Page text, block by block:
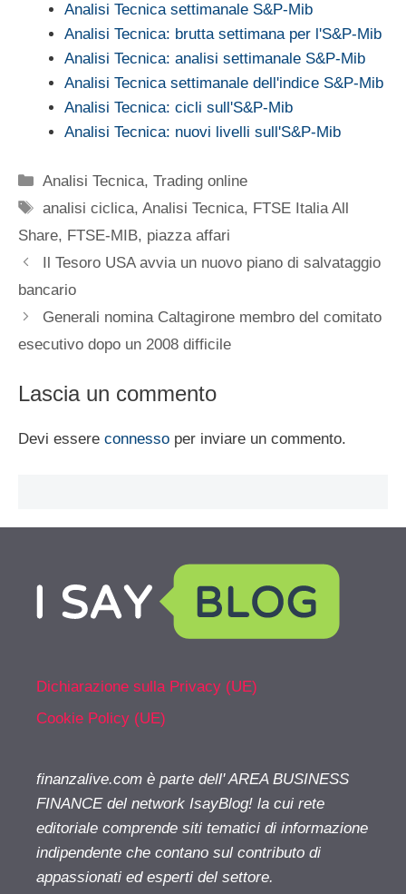
Analisi Tecnica settimanale S&P-Mib
Analisi Tecnica: brutta settimana per l'S&P-Mib
Analisi Tecnica: analisi settimanale S&P-Mib
Analisi Tecnica settimanale dell'indice S&P-Mib
Analisi Tecnica: cicli sull'S&P-Mib
Analisi Tecnica: nuovi livelli sull'S&P-Mib
Categorie
Analisi Tecnica,Trading online
Tag
analisi ciclica,Analisi Tecnica, FTSE Italia All
Share, FTSE-MIB, piazza affari
Il Tesoro USA avvia un nuovo piano di salvataggio
bancario
Generali nomina Caltagirone membro del comitato
esecutivo dopo un 2008 difficile
Lascia un commento
Devi essere connesso per inviare un commento.
Dichiarazione sulla Privacy (UE)
Cookie Policy (UE)
finanzalive.com è parte dell' AREA BUSINESS
FINANCE del network IsayBlog! la cui rete
editoriale comprende siti tematici di informazione
indipendente che contano sul contributo di
appassionati ed esperti del settore.